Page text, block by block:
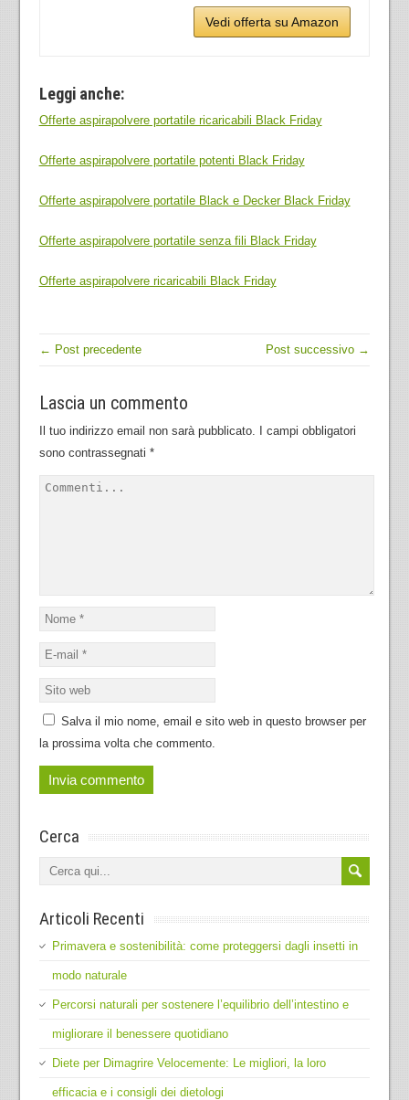
Vedi offerta su Amazon
Leggi anche:
Offerte aspirapolvere portatile ricaricabili Black Friday
Offerte aspirapolvere portatile potenti Black Friday
Offerte aspirapolvere portatile Black e Decker Black Friday
Offerte aspirapolvere portatile senza fili Black Friday
Offerte aspirapolvere ricaricabili Black Friday
← Post precedente Post successivo →
Lascia un commento
Il tuo indirizzo email non sarà pubblicato.
I campi obbligatori
sono contrassegnati *
Salva il mio nome, email e sito web in questo browser per
la prossima volta che commento.
Cerca
Articoli Recenti
Primavera e sostenibilità: come proteggersi dagli insetti in
modo naturale
Percorsi naturali per sostenere l’equilibrio dell’intestino e
migliorare il benessere quotidiano
Diete per Dimagrire Velocemente: Le migliori, la loro
efficacia e i consigli dei dietologi